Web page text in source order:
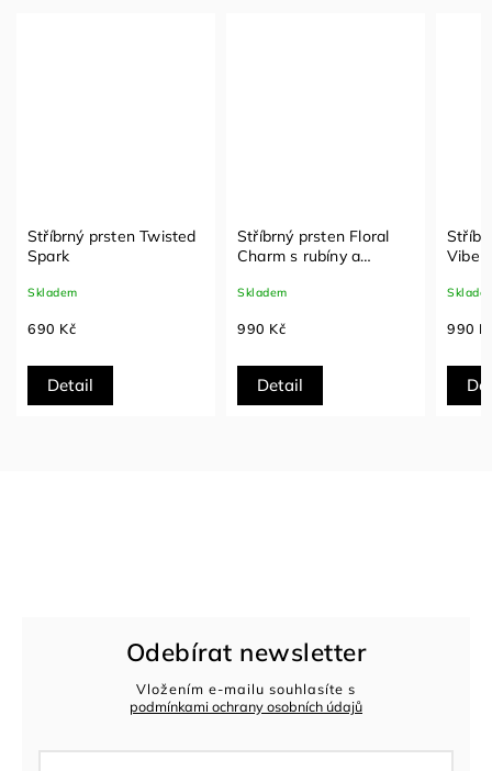
Stříbrný prsten Twisted
Spark
Skladem
690 Kč
Detail
Stříbrný prsten Floral
Charm s rubíny a
Skladem
990 Kč
Detail
Vibe
990
Odebírat newsletter
Vložením e-mailu souhlasíte s
podmínkami ochrany osobních údajů